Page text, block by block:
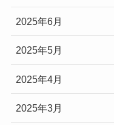
2025年6月
2025年5月
2025年4月
2025年3月